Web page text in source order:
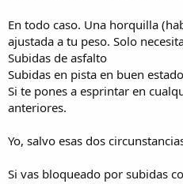
En todo caso. Una horquilla
ajustada a tu peso. Solo
Subidas de asfalto
Subidas en pista en buen
Si te pones a esprintar en
anteriores.
Yo, salvo esas dos
Si vas bloqueado por subidas